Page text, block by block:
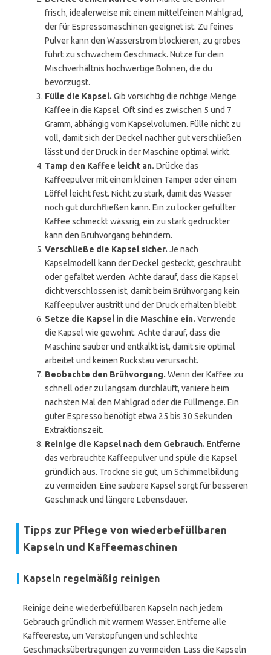
frisch, idealerweise mit einem mittelfeinen Mahlgrad,
der für Espressomaschinen geeignet ist. Zu feines
Pulver kann den Wasserstrom blockieren, zu grobes
führt zu schwachem Geschmack. Nutze für dein
Mischverhältnis hochwertige Bohnen, die du
bevorzugst.
Fülle die Kapsel. Gib vorsichtig die richtige Menge
Kaffee in die Kapsel. Oft sind es zwischen 5 und 7
Gramm, abhängig vom Kapselvolumen. Fülle nicht zu
voll, damit sich der Deckel nachher gut verschließen
lässt und der Druck in der Maschine optimal wirkt.
Tamp den Kaffee leicht an. Drücke das
Kaffeepulver mit einem kleinen Tamper oder einem
Löffel leicht fest. Nicht zu stark, damit das Wasser
noch gut durchfließen kann. Ein zu locker gefüllter
Kaffee schmeckt wässrig, ein zu stark gedrückter
kann den Brühvorgang behindern.
Verschließe die Kapsel sicher. Je nach
Kapselmodell kann der Deckel gesteckt, geschraubt
oder gefaltet werden. Achte darauf, dass die Kapsel
dicht verschlossen ist, damit beim Brühvorgang kein
Kaffeepulver austritt und der Druck erhalten bleibt.
Setze die Kapsel in die Maschine ein. Verwende
die Kapsel wie gewohnt. Achte darauf, dass die
Maschine sauber und entkalkt ist, damit sie optimal
arbeitet und keinen Rückstau verursacht.
Beobachte den Brühvorgang. Wenn der Kaffee zu
schnell oder zu langsam durchläuft, variiere beim
nächsten Mal den Mahlgrad oder die Füllmenge. Ein
guter Espresso benötigt etwa 25 bis 30 Sekunden
Extraktionszeit.
Reinige die Kapsel nach dem Gebrauch. Entferne
das verbrauchte Kaffeepulver und spüle die Kapsel
gründlich aus. Trockne sie gut, um Schimmelbildung
zu vermeiden. Eine saubere Kapsel sorgt für besseren
Geschmack und längere Lebensdauer.
Tipps zur Pflege von wiederbefüllbaren
Kapseln und Kaffeemaschinen
Kapseln regelmäßig reinigen
Reinige deine wiederbefüllbaren Kapseln nach jedem
Gebrauch gründlich mit warmem Wasser. Entferne alle
Kaffeereste, um Verstopfungen und schlechte
Geschmacksübertragungen zu vermeiden. Lass die Kapseln